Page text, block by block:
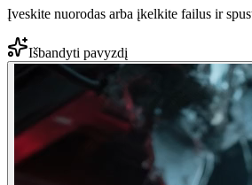
Įveskite nuorodas arba įkelkite failus ir
Išbandyti pavyzdį